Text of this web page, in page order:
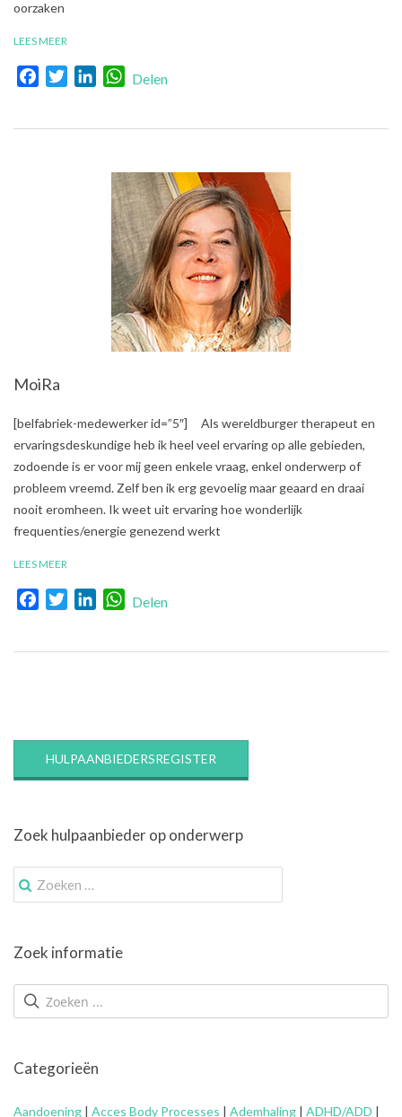
oorzaken
LEES MEER
FacebookTwitterLinkedInWhatsApp
Delen
MoiRa
2017-
[belfabriek-medewerker id=”5″] Als wereldburger therapeut en
ervaringsdeskundige heb ik heel veel ervaring op alle gebieden,
zodoende is er voor mij geen enkele vraag, enkel onderwerp of
probleem vreemd. Zelf ben ik erg gevoelig maar geaard en draai
nooit eromheen. Ik weet uit ervaring hoe wonderlijk
frequenties/energie genezend werkt
LEES MEER
FacebookTwitterLinkedInWhatsApp
Delen
HULPAANBIEDERSREGISTER
Zoek hulpaanbieder op onderwerp
Zoek
naar:
Zoek informatie
Categorieën
Aandoening | Acces Body Processes | Ademhaling | ADHD/ADD |